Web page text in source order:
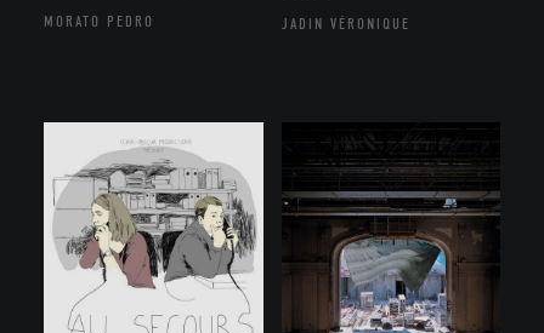
MORATO PEDRO JADIN VÉRONIQUE